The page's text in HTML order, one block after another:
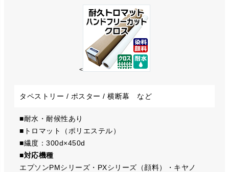
<
タペストリー / ポスター / 横断幕 など
■耐水・耐候性あり
■トロマット（ポリエステル）
■繊度：300d×450d
■対応機種
エプソンPMシリーズ・PXシリーズ（顔料）・キヤノ